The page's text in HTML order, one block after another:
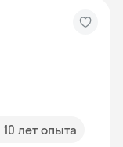
10 лет опыта